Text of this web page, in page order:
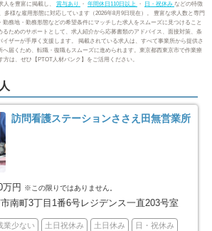
目黒区 85
世田谷区 292
豊島区 92
練馬区 175
葛飾区 125
人を豊富に掲載し、 賞与あり ・ 年間休日110日以上 ・ 日・祝休み などの特徴
多様な雇用形態に対応しています（2026年8月9日現在）。 豊富な求人数と専門
務地・勤務形態などの希望条件にマッチした求人をスムーズに見つけること
ためのサポートとして、求人紹介から応募書類のアドバイス、面接対策、条
ザーが手厚く支援します。 掲載されている求人は、すべて事業所から提供さ
届くため、転職・復職もスムーズに進められます。東京都西東京市で作業療
は、ぜひ【PTOT人材バンク】をご活用ください。
訪問看護ステーションささえ田無営業所
万円 ※この限りではありません。
南町3丁目1番6号レジデンス一直203号室
業少ない 土日祝休み 土日休み 日・祝休み